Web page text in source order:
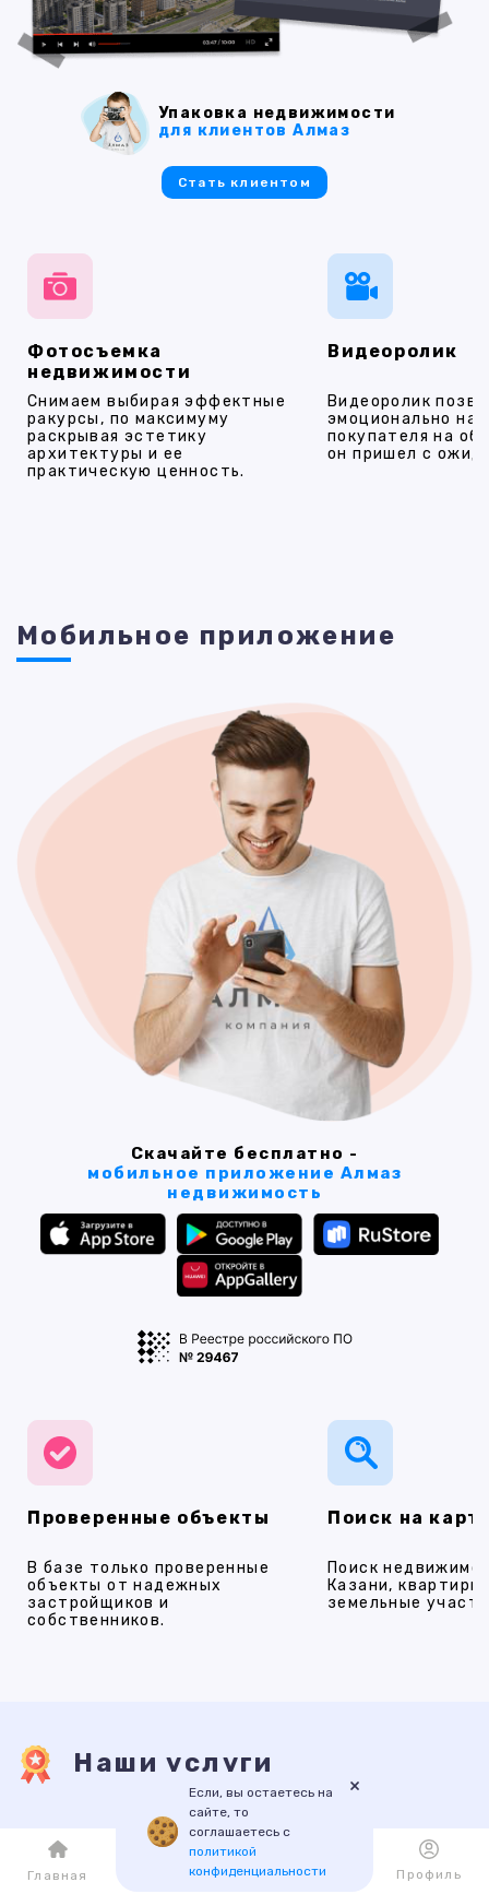
Фотосъемка
недвижимости
Снимаем выбирая эффектные
ракурсы, по максимуму
раскрывая эстетику
архитектуры и ее
практическую ценность.
Видеоролик
Видеоролик
эмоционально
покупателя на
он пришел с
Упаковка недвижимости
для клиентов Алмаз
Стать клиентом
Мобильное приложение
Скачайте бесплатно -
мобильное приложение Алмаз
недвижимость
Проверенные объекты
В базе только проверенные
объекты от надежных
застройщиков и
собственников.
Поиск на
Поиск
Казани,
земельные
Наши услуги
АРЕНДА НОВОСТРОЙКИ ИПОТЕКА
Если, вы остаетесь на
сайте, то
соглашаетесь с
политикой
конфиденциальности
×
Главная Каталог Избранное Профиль